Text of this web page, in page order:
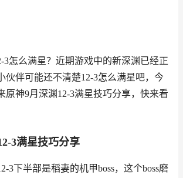
怎么满星？近期游戏中的新深渊已经正
伙伴可能还不清楚12-3怎么满星吧，今
原神9月深渊12-3满星技巧分享，快来看
3满星技巧分享
半部是稻妻的机甲boss，这个boss磨